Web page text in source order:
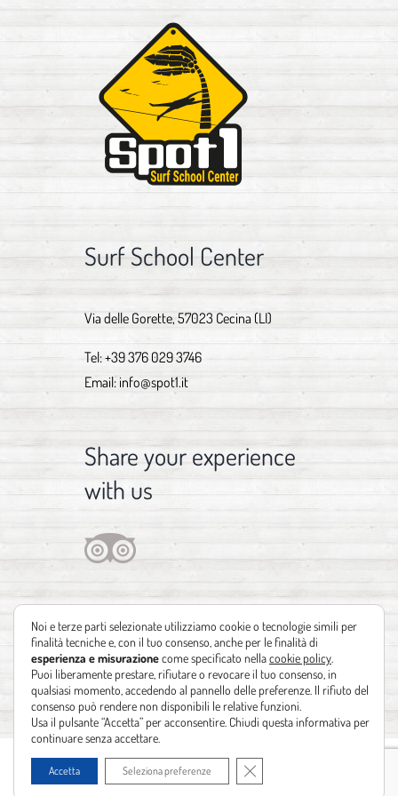
Surf School Center
Via delle Gorette, 57023 Cecina (LI)
Tel:+39 376 029 3746
Email: info@spot1.it
Share your experience
with us
Copyright 2012 - 2021 | Design byIdentità Creative| Powered by
siti web Leonardo Barni
Noi e terze parti selezionate utilizziamo cookie o tecnologie simili per
finalità tecniche e, con il tuo consenso, anche per le finalità di
esperienza e misurazionecome specificato nellacookie policy
Puoi liberamente prestare, rifiutare o revocare il tuo consenso, in
qualsiasi momento, accedendo al pannello delle preferenze. Il rifiuto del
consenso può rendere non disponibili le relative funzioni.
Usa il pulsante “Accetta” per acconsentire. Chiudi questa informativa per
continuare senza accettare.
Accetta Seleziona preferenze Close GDPR Cookie Banner